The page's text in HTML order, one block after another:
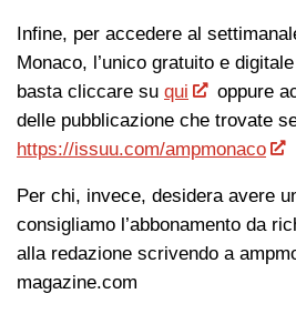
Infine, per accedere al
Monaco, l’unico gratuito e
basta cliccare su qui
oppure
delle pubblicazione che trovate
https://issuu.com/ampmonaco
Per chi, invece, desidera avere
consigliamo l’abbonamento da
alla redazione scrivendo a
magazine.com